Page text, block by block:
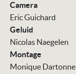
Camera
Eric Guichard
Geluid
Nicolas Naegelen
Montage
Monique Dartonne